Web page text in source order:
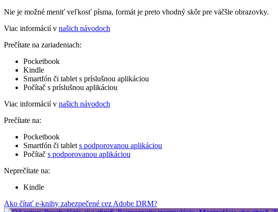
Nie je možné meniť veľkosť písma, formát je preto vhodný skôr pre väčšie obrazovky.
Viac informácií v našich návodoch
Prečítate na zariadeniach:
Pocketbook
Kindle
Smartfón či tablet s príslušnou aplikáciou
Počítač s príslušnou aplikáciou
Viac informácií v našich návodoch
Prečítate na:
Pocketbook
Smartfón či tablet s podporovanou aplikáciou
Počítač s podporovanou aplikáciou
Neprečítate na:
Kindle
Ako čítať e-knihy zabezpečené cez Adobe DRM?